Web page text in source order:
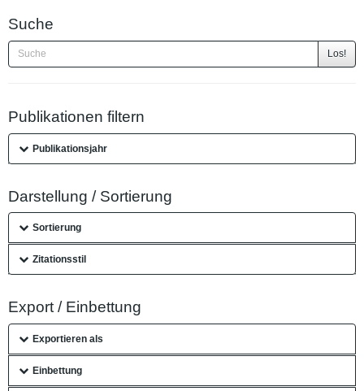
Suche
Los!
Publikationen filtern
Publikationsjahr
Darstellung / Sortierung
Sortierung
Zitationsstil
Export / Einbettung
Exportieren als
Einbettung